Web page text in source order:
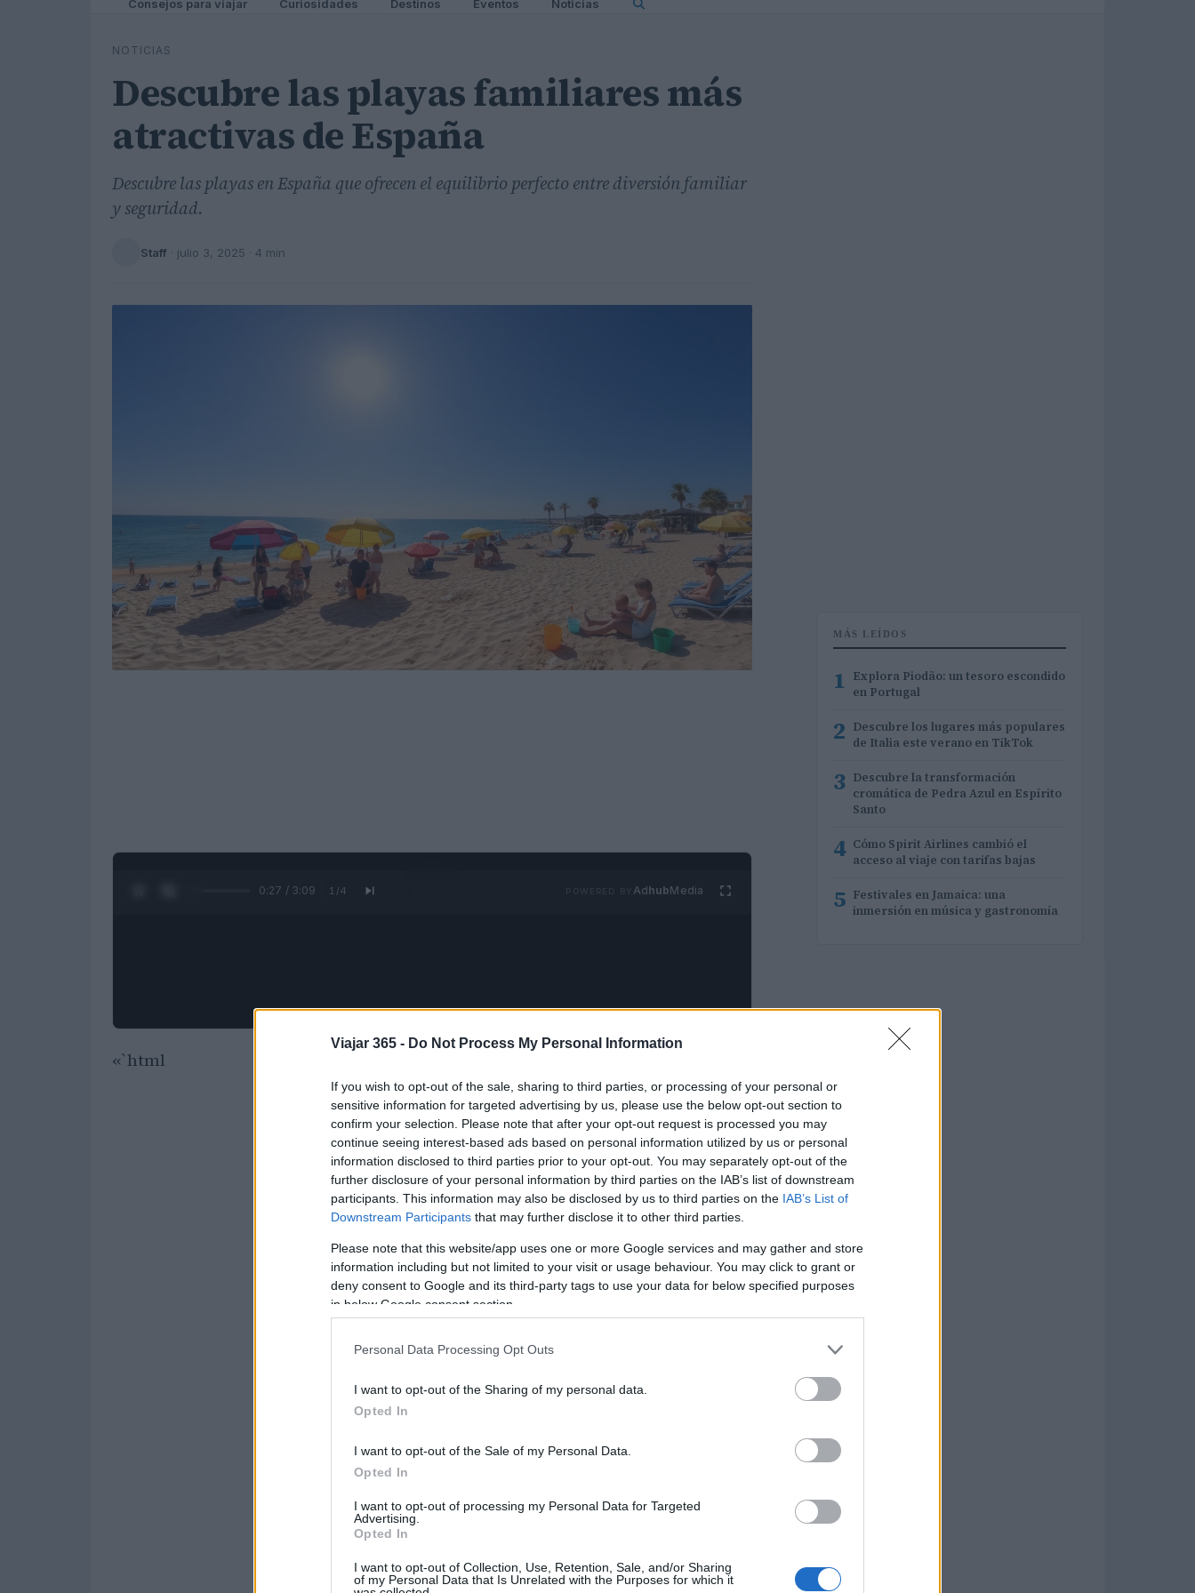
Viajar 365 - Do Not Process My Personal Information
If you wish to opt-out of the sale, sharing to third parties, or processing of your personal or
sensitive information for targeted advertising by us, please use the below opt-out section to
confirm your selection. Please note that after your opt-out request is processed you may
continue seeing interest-based ads based on personal information utilized by us or personal
information disclosed to third parties prior to your opt-out. You may separately opt-out of the
further disclosure of your personal information by third parties on the IAB’s list of downstream
participants. This information may also be disclosed by us to third parties on the IAB’s List of
Downstream Participants that may further disclose it to other third parties.
Please note that this website/app uses one or more Google services and may gather and store
information including but not limited to your visit or usage behaviour. You may click to grant or
deny consent to Google and its third-party tags to use your data for below specified purposes
in below Google consent section.
Personal Data Processing Opt Outs
I want to opt-out of the Sharing of my personal data.
Opted In
I want to opt-out of the Sale of my Personal Data.
Opted In
I want to opt-out of processing my Personal Data for Targeted
Advertising.
Opted In
I want to opt-out of Collection, Use, Retention, Sale, and/or Sharing
of my Personal Data that Is Unrelated with the Purposes for which it
Consejos para viajar Curiosidades Destinos Eventos Noticias
NOTICIAS
Descubre las playas familiares más
atractivas de España
Descubre las playas en España que ofrecen el equilibrio perfecto entre diversión familiar
y seguridad.
Staff · julio 3, 2025 · 4 min
0:28 / 3:09 1 /4 AdhubMedia
«`html
MÁS LEÍDOS
1 Explora Piodão: un tesoro escondido
en Portugal
2 Descubre los lugares más populares
de Italia este verano en TikTok
3 Descubre la transformación
cromática de Pedra Azul en Espírito
Santo
4 Cómo Spirit Airlines cambió el
acceso al viaje con tarifas bajas
5 Festivales en Jamaica: una
inmersión en música y gastronomía